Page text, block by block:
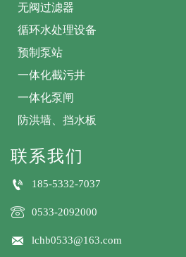
无阀过滤器
循环水处理设备
预制泵站
一体化截污井
一体化泵闸
防洪墙、挡水板
联系我们
 185-5332-7037
 0533-2092000
 lchb0533@163.com